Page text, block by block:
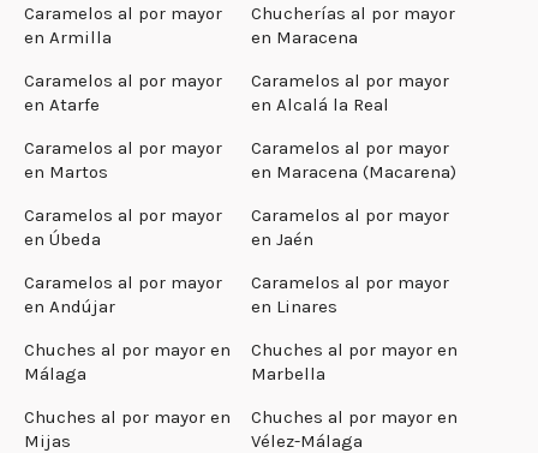
Caramelos al por mayor
en Armilla
Chucherías al por mayor
en Maracena
Caramelos al por mayor
en Atarfe
Caramelos al por mayor
en Alcalá la Real
Caramelos al por mayor
en Martos
Caramelos al por mayor
en Maracena (Macarena)
Caramelos al por mayor
en Úbeda
Caramelos al por mayor
en Jaén
Caramelos al por mayor
en Andújar
Caramelos al por mayor
en Linares
Chuches al por mayor en
Málaga
Chuches al por mayor en
Marbella
Chuches al por mayor en
Mijas
Chuches al por mayor en
Vélez-Málaga